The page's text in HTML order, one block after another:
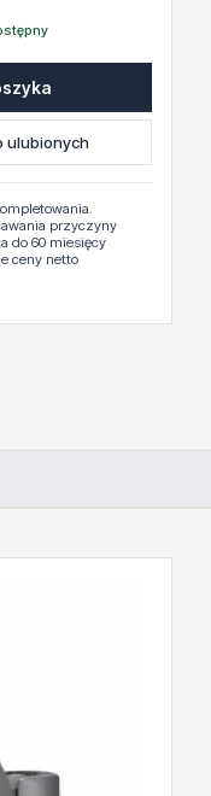
ulubionych
przyczyny
do 60 miesięcy
ceny netto